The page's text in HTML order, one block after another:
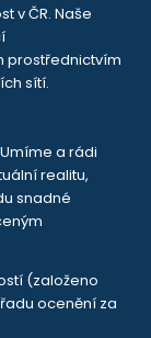
v ČR. Naše
prostřednictvím
sítí.
a rádi
realitu,
snadné
(založeno
ocenění za